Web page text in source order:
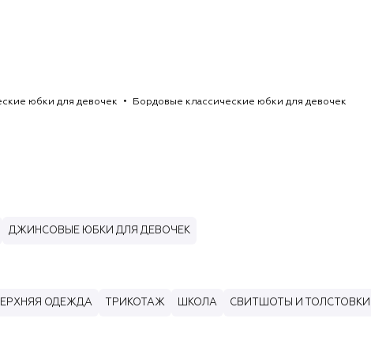
юбки для девочек Бордовые классические юбки для девочек
ДЖИНСОВЫЕ ЮБКИ ДЛЯ ДЕВОЧЕК
ОДЕЖДА ТРИКОТАЖ ШКОЛА СВИТШОТЫ И ТОЛСТОВКИ